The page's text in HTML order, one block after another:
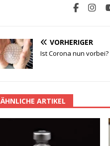
VORHERIGER
Ist Corona nun vorbei?
ÄHNLICHE ARTIKEL